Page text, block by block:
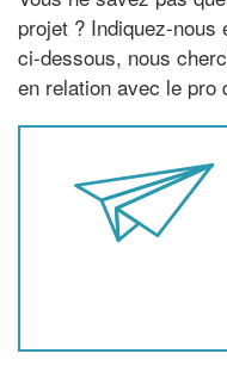
projet ? Indiquez-
ci-dessous, nous
en relation avec le pro